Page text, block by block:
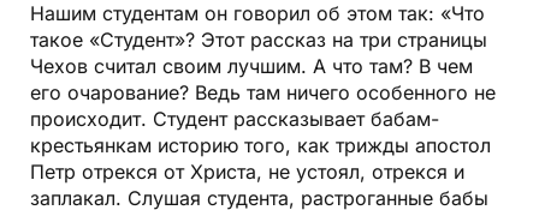
Нашим студентам он говорил об этом так: «Что
такое «Студент»? Этот рассказ на три страницы
Чехов считал своим лучшим. А что там? В чем
его очарование? Ведь там ничего особенного не
происходит. Студент рассказывает бабам-
крестьянкам историю того, как трижды апостол
Петр отрекся от Христа, не устоял, отрекся и
заплакал. Слушая студента, растроганные бабы